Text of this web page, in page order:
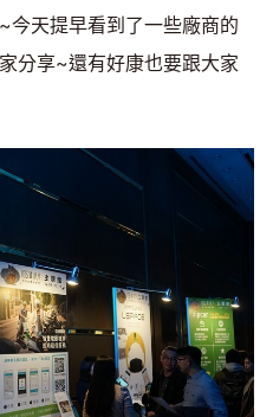
今天提早看到了一些廠商的
分享~還有好康也要跟大家